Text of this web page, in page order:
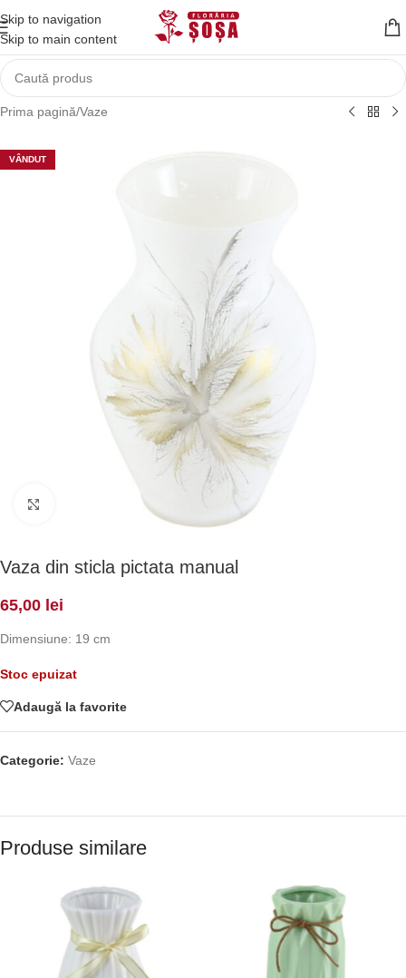
Skip to navigation
Skip to main content
Prima pagină/Vaze
VÂNDUT
Vaza din sticla pictata manual
65,00 lei
Dimensiune: 19 cm
Stoc epuizat
Adaugă la favorite
Categorie: Vaze
Produse similare